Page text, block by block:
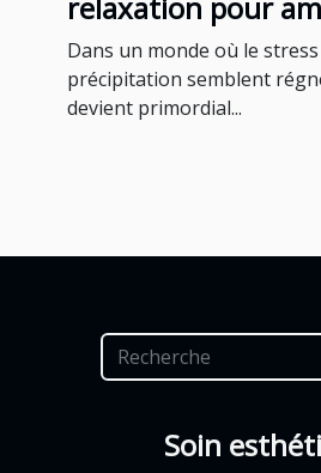
votre bien-être au
Dans un monde où le
précipitation semblent
devient primordial...
Soin